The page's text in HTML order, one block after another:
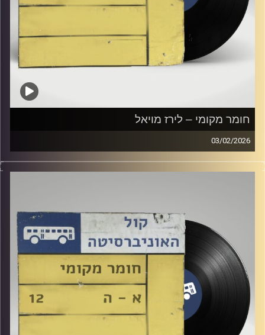
חומר מקומי – לירז מויאל
03/02/2026
שעה של מוזיקה ישראלית עם לירז מויאל